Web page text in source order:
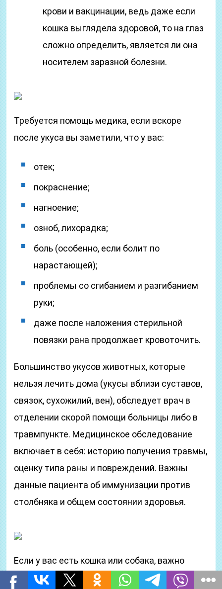
крови и вакцинации, ведь даже если
кошка выглядела здоровой, то на глаз
сложно определить, является ли она
носителем заразной болезни.
Требуется помощь медика, если вскоре
после укуса вы заметили, что у вас:
отек;
покраснение;
нагноение;
озноб, лихорадка;
боль (особенно, если болит по
нарастающей);
проблемы со сгибанием и разгибанием
руки;
даже после наложения стерильной
повязки рана продолжает кровоточить.
Большинство укусов животных, которые
нельзя лечить дома (укусы вблизи суставов,
связок, сухожилий, вен), обследует врач в
отделении скорой помощи больницы либо в
травмпункте. Медицинское обследование
включает в себя: историю получения травмы,
оценку типа раны и повреждений. Важны
данные пациента об иммунизации против
столбняка и общем состоянии здоровья.
Если у вас есть кошка или собака, важно
предпринять все меры безопасности,